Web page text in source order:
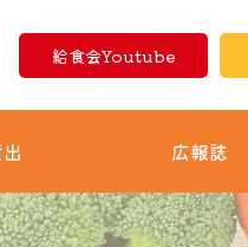
給食会Youtube
広報誌